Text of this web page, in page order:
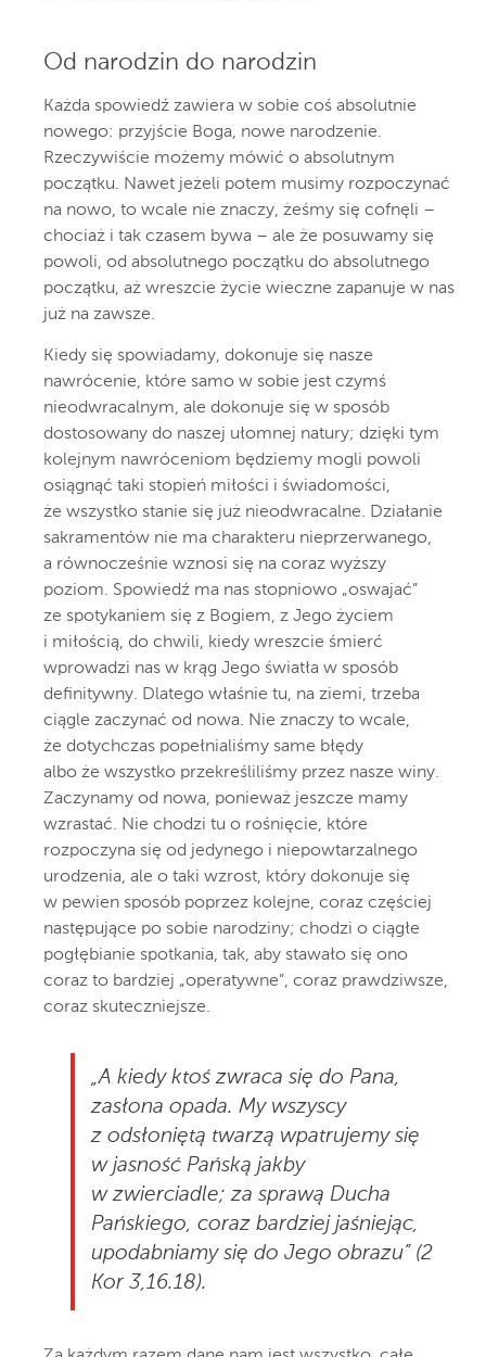
Od narodzin do narodzin
Każda spowiedź zawiera w sobie coś absolutnie
nowego: przyjście Boga, nowe narodzenie.
Rzeczywiście możemy mówić o absolutnym
początku. Nawet jeżeli potem musimy rozpoczynać
na nowo, to wcale nie znaczy, żeśmy się cofnęli –
chociaż i tak czasem bywa – ale że posuwamy się
powoli, od absolutnego początku do absolutnego
początku, aż wreszcie życie wieczne zapanuje w nas
już na zawsze.
Kiedy się spowiadamy, dokonuje się nasze
nawrócenie, które samo w sobie jest czymś
nieodwracalnym, ale dokonuje się w sposób
dostosowany do naszej ułomnej natury; dzięki tym
kolejnym nawróceniom będziemy mogli powoli
osiągnąć taki stopień miłości i świadomości,
że wszystko stanie się już nieodwracalne. Działanie
sakramentów nie ma charakteru nieprzerwanego,
a równocześnie wznosi się na coraz wyższy
poziom. Spowiedź ma nas stopniowo „oswajać”
ze spotykaniem się z Bogiem, z Jego życiem
i miłością, do chwili, kiedy wreszcie śmierć
wprowadzi nas w krąg Jego światła w sposób
definitywny. Dlatego właśnie tu, na ziemi, trzeba
ciągle zaczynać od nowa. Nie znaczy to wcale,
że dotychczas popełnialiśmy same błędy
albo że wszystko przekreśliliśmy przez nasze winy.
Zaczynamy od nowa, ponieważ jeszcze mamy
wzrastać. Nie chodzi tu o rośnięcie, które
rozpoczyna się od jedynego i niepowtarzalnego
urodzenia, ale o taki wzrost, który dokonuje się
w pewien sposób poprzez kolejne, coraz częściej
następujące po sobie narodziny; chodzi o ciągłe
pogłębianie spotkania, tak, aby stawało się ono
coraz to bardziej „operatywne”, coraz prawdziwsze,
coraz skuteczniejsze.
„A kiedy ktoś zwraca się do Pana,
zasłona opada. My wszyscy
z odsłoniętą twarzą wpatrujemy się
w jasność Pańską jakby
w zwierciadle; za sprawą Ducha
Pańskiego, coraz bardziej jaśniejąc,
upodabniamy się do Jego obrazu” (2
Kor 3,16.18).